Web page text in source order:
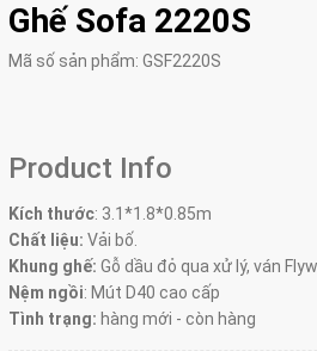
Ghế Sofa 2220S
Mã số sản phẩm: GSF2220S
Product Info
Kích thước: 3.1*1.8*0.85m
Chất liệu: Vải bố.
Khung ghế: Gỗ dầu đỏ qua xử lý, ván
Nệm ngồi: Mút D40 cao cấp
Tình trạng: hàng mới - còn hàng